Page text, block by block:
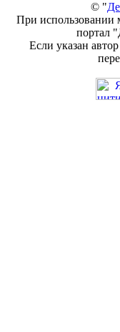
© "
При использовании
портал
Если указан